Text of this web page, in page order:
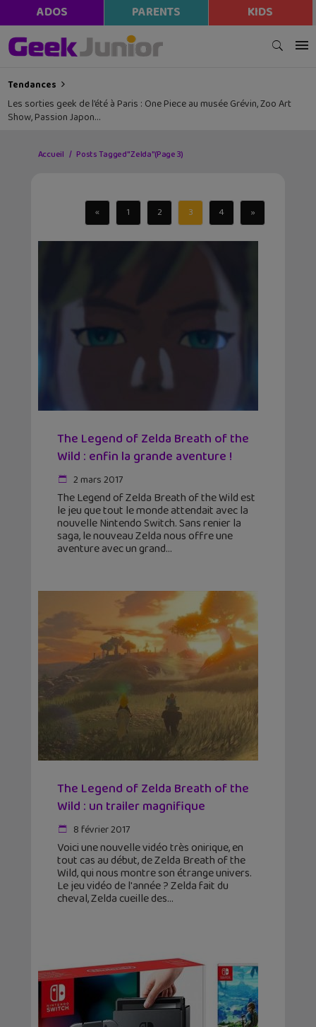
ADOS PARENTS KIDS
Tendances
Les sorties geek de l’été à Paris : One Piece au musée Grévin, Zoo Art
Show, Passion Japon…
Accueil Posts Tagged "Zelda"(Page 3)
« 1 2 3 4 »
The Legend of Zelda Breath of the
Wild : enfin la grande aventure !
2 mars 2017
The Legend of Zelda Breath of the Wild est
le jeu que tout le monde attendait avec la
nouvelle Nintendo Switch. Sans renier la
saga, le nouveau Zelda nous offre une
aventure avec un grand
The Legend of Zelda Breath of the
Wild : un trailer magnifique
8 février 2017
Voici une nouvelle vidéo très onirique, en
tout cas au début, de Zelda Breath of the
Wild, qui nous montre son étrange univers.
Le jeu vidéo de l'année ? Zelda fait du
cheval, Zelda cueille des